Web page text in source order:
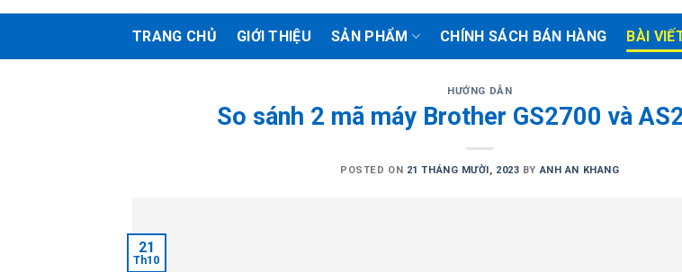
TRANG CHỦ GIỚI THIỆU SẢN PHẨM CHÍNH SÁCH BÁN HÀNG BÀI
HƯỚNG DẪN
So sánh 2 mã máy Brother GS2700 và
POSTED ON 21 THÁNG MƯỜI, 2023 BY ANH AN KHANG
21
Th10